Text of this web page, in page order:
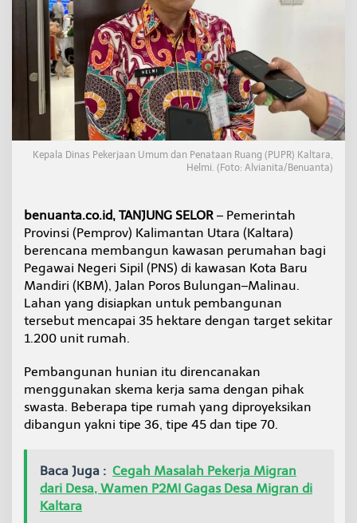
w
a
s
a
n
H
u
n
i
,
1
.
2
0
R
u
A
k
a
n
b
a
n
Kepala Dinas Pekerjaan Umum dan Penataan Ruang (PUPR) Kaltara,
Helmi. (Foto: Alvianita/Benuanta)
benuanta.co.id, TANJUNG SELOR – Pemerintah
Provinsi (Pemprov) Kalimantan Utara (Kaltara)
berencana membangun kawasan perumahan bagi
Pegawai Negeri Sipil (PNS) di kawasan Kota Baru
Mandiri (KBM), Jalan Poros Bulungan–Malinau.
Lahan yang disiapkan untuk pembangunan
tersebut mencapai 35 hektare dengan target sekitar
1.200 unit rumah.
Pembangunan hunian itu direncanakan
menggunakan skema kerja sama dengan pihak
swasta. Beberapa tipe rumah yang diproyeksikan
dibangun yakni tipe 36, tipe 45 dan tipe 70.
Baca Juga : Cegah Masalah Pekerja Migran
dari Desa, Wamen P2MI Gagas Desa Migran di
Kaltara